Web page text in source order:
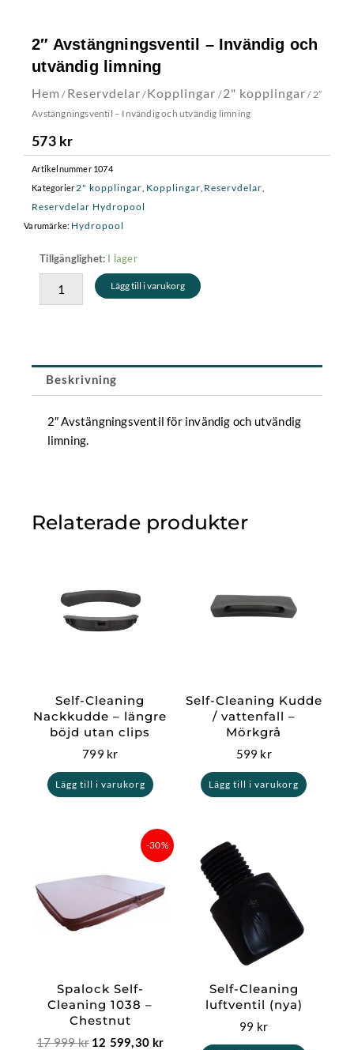
2″ Avstängningsventil – Invändig och
utvändig limning
Hem / Reservdelar /Kopplingar /2" kopplingar / 2″
Avstängningsventil – Invändig och utvändig limning
573 kr
Artikelnummer 1074
Kategorier 2" kopplingar Kopplingar Reservdelar
Reservdelar Hydropool
Varumärke: Hydropool
Tillgänglighet: I lager
2"
Avstängningsventil
Invändig
mängd
Lägg till i varukorg
Beskrivning
2″ Avstängningsventil för invändig och utvändig
limning.
Relaterade produkter
Self-Cleaning
Nackkudde – längre
böjd utan clips
799 kr
Lägg till i varukorg
Self-Cleaning Kudde
/ vattenfall –
Mörkgrå
599 kr
Lägg till i varukorg
-30%
Spalock Self-
Cleaning 1038 –
Chestnut
17 999kr
ursprungliga
var:
999 kr.
12 599,30 kr
Det
nuvarande
är:
12
599,30 kr.
Self-Cleaning
luftventil (nya)
99 kr